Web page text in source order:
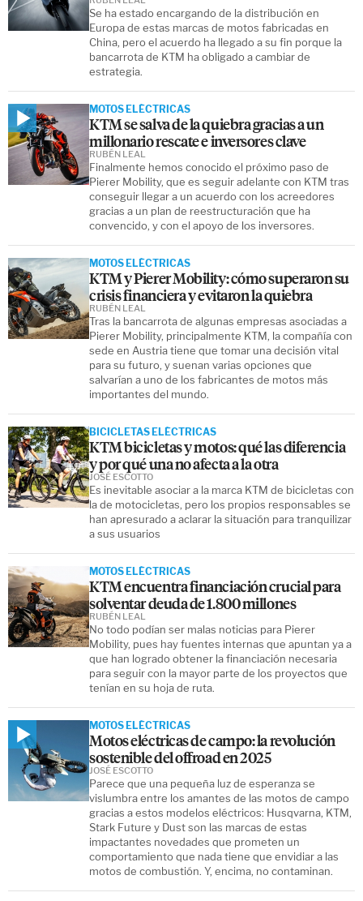
Se ha estado encargando de la distribución en
Europa de estas marcas de motos fabricadas en
China, pero el acuerdo ha llegado a su fin porque la
bancarrota de KTM ha obligado a cambiar de
estrategia.
MOTOS ELÉCTRICAS
KTM se salva de la quiebra gracias a un
millonario rescate e inversores clave
Finalmente hemos conocido el próximo paso de
Pierer Mobility, que es seguir adelante con KTM tras
conseguir llegar a un acuerdo con los acreedores
gracias a un plan de reestructuración que ha
convencido, y con el apoyo de los inversores.
RUBÉN LEAL
MOTOS ELÉCTRICAS
KTM y Pierer Mobility: cómo superaron su
crisis financiera y evitaron la quiebra
Tras la bancarrota de algunas empresas asociadas a
Pierer Mobility, principalmente KTM, la compañía con
sede en Austria tiene que tomar una decisión vital
para su futuro, y suenan varias opciones que
salvarían a uno de los fabricantes de motos más
importantes del mundo.
RUBÉN LEAL
BICICLETAS ELÉCTRICAS
KTM bicicletas y motos: qué las diferencia
y por qué una no afecta a la otra
Es inevitable asociar a la marca KTM de bicicletas con
la de motocicletas, pero los propios responsables se
han apresurado a aclarar la situación para tranquilizar
a sus usuarios
JOSÉ ESCOTTO
MOTOS ELÉCTRICAS
KTM encuentra financiación crucial para
solventar deuda de 1.800 millones
No todo podían ser malas noticias para Pierer
Mobility, pues hay fuentes internas que apuntan ya a
que han logrado obtener la financiación necesaria
para seguir con la mayor parte de los proyectos que
tenían en su hoja de ruta.
RUBÉN LEAL
MOTOS ELÉCTRICAS
Motos eléctricas de campo: la revolución
sostenible del offroad en 2025
Parece que una pequeña luz de esperanza se
vislumbra entre los amantes de las motos de campo
gracias a estos modelos eléctricos: Husqvarna, KTM,
Stark Future y Dust son las marcas de estas
impactantes novedades que prometen un
comportamiento que nada tiene que envidiar a las
motos de combustión. Y, encima, no contaminan.
JOSÉ ESCOTTO